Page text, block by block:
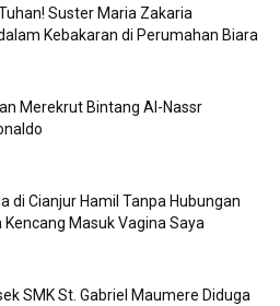
Suster Maria Zakaria
Kebakaran di Perumahan Biara
Merekrut Bintang Al-Nassr
di Cianjur Hamil Tanpa Hubungan
Kencang Masuk Vagina Saya
SMK St. Gabriel Maumere Diduga